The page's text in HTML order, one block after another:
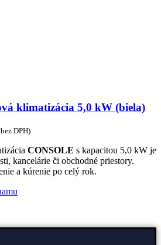
klimatizácia 5,0 kW (biela)
bez DPH)
CONSOLE s kapacitou 5,0 kW je
kancelárie či obchodné priestory.
a kúrenie po celý rok.